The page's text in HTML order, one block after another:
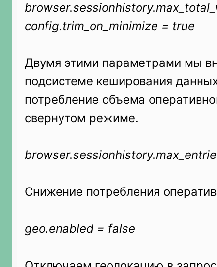
config.trim_on_minimize = true
Двумя этими параметрами мы
подсистеме кеширования
потребление объема
свернутом режиме.
Снижение потребления
geo.enabled = false